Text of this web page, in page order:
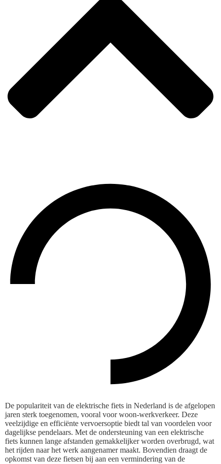
De populariteit van de elektrische fiets in Nederland is de afgelopen
jaren sterk toegenomen, vooral voor woon-werkverkeer. Deze
veelzijdige en efficiënte vervoersoptie biedt tal van voordelen voor
dagelijkse pendelaars. Met de ondersteuning van een elektrische
fiets kunnen lange afstanden gemakkelijker worden overbrugd, wat
het rijden naar het werk aangenamer maakt. Bovendien draagt de
opkomst van deze fietsen bij aan een vermindering van de